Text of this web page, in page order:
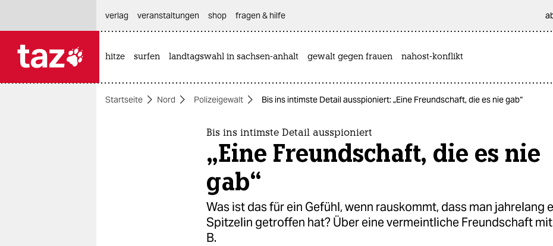
themen
verlag
veranstaltungen shop fragen & hilfe
hitze surfen landtagswahl in sachsen-anhalt gewalt gegen frauen nahost-konflikt
Startseite Nord Polizeigewalt Bis ins intimste Detail ausspioniert: „Eine Freundschaft, die es nie gab“
Bis ins intimste Detail ausspioniert
„Eine Freundschaft, die es nie
gab“
Was ist das für ein Gefühl, wenn rauskommt, dass man jahrelang
Spitzelin getroffen hat? Über eine vermeintliche Freundschaft
B.